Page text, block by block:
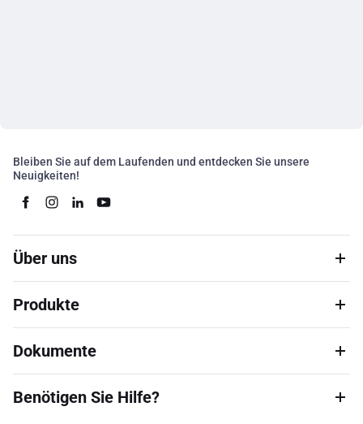
Bleiben Sie auf dem Laufenden und entdecken Sie unsere
Neuigkeiten!
Über uns
Produkte
Dokumente
Benötigen Sie Hilfe?